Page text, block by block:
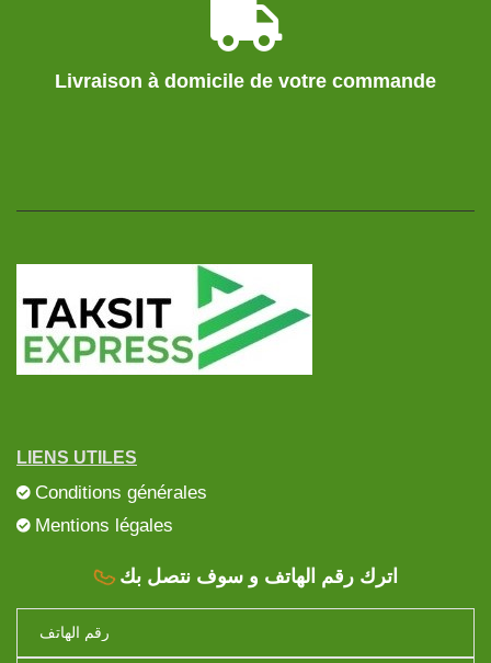
Livraison à domicile de votre commande
LIENS UTILES
Conditions générales
Mentions légales
اترك رقم الهاتف و سوف نتصل بك